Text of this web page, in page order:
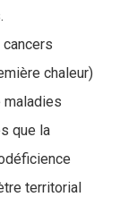
chaleur)
maladies
que la
territorial